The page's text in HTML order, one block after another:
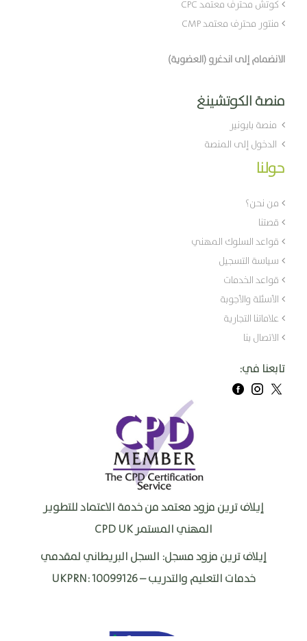
كوتش محترف معتمد CPC
منتور محترف معتمد CMP
الانضمام إلى اندغرو (العضوية)
منصة الكوتشينغ
منصة بايونير
الدخول إلى المنصة
حولنا
من نحن؟
قصتنا
قواعد السلوك المهني
سياسة التسجيل
قواعد الخدمات
الأسئلة والأجوبة
علاماتنا التجارية
الاتصال بنا
تابعنا في:
إيلاف ترين مزود معتمد من خدمة الاعتماد للتطوير
المهني المستمر CPD UK
إيلاف ترين مزود مسجل: السجل البريطاني لمقدمي
خدمات التعليم والتدريب –UKPRN: 10099126